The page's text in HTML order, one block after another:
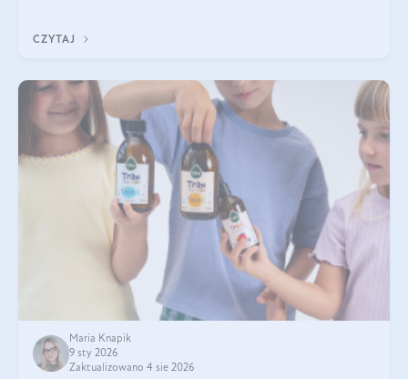
CZYTAJ
Maria Knapik
9 sty 2026
Zaktualizowano 4 sie 2026